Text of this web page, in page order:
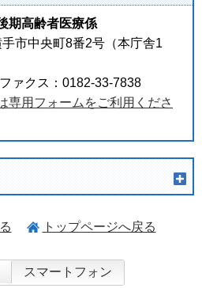
期高齢者医療係
市中央町8番2号（本庁舎1
ァクス：0182-33-7838
専用フォームをご利用くださ
トップページへ戻る
スマートフォン